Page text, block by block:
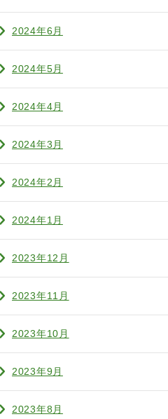
2024年6月
2024年5月
2024年4月
2024年3月
2024年2月
2024年1月
2023年12月
2023年11月
2023年10月
2023年9月
2023年8月